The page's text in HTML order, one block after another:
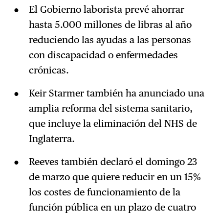
El Gobierno laborista prevé ahorrar
hasta 5.000 millones de libras al año
reduciendo las ayudas a las personas
con discapacidad o enfermedades
crónicas.
Keir Starmer también ha anunciado una
amplia reforma del sistema sanitario,
que incluye la eliminación del NHS de
Inglaterra.
Reeves también declaró el domingo 23
de marzo que quiere reducir en un 15%
los costes de funcionamiento de la
función pública en un plazo de cuatro